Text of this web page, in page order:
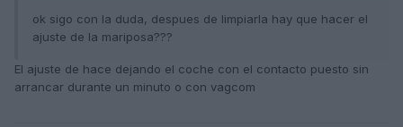
ok sigo con la duda, despues de limpiarla hay que hacer el
ajuste de la mariposa???
El ajuste de hace dejando el coche con el contacto puesto sin
arrancar durante un minuto o con vagcom